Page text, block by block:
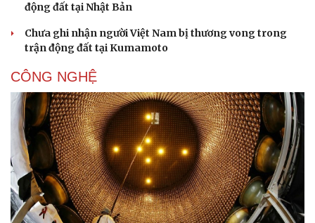
Sức khỏe
Dinh dưỡng - món ngon
Cây thuốc
Sản phụ khoa
Nhi khoa
Nam khoa
Làm đẹp - giảm cân
Phòng mạch online
Đời sống
Nhà đẹp
Blog
Tình yêu - Gia đình
động đất tại Nhật Bản
Chưa ghi nhận người Việt Nam bị thương vong trong
trận động đất tại Kumamoto
CÔNG NGHỆ